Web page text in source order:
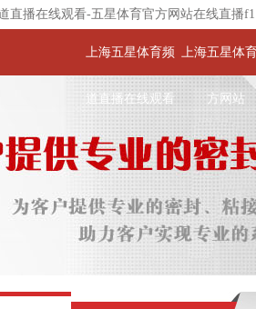
直播在线观看-五星体育官方网站在线直播f1
上海五星体育频
道直播在线观看
上海五星体
方网站